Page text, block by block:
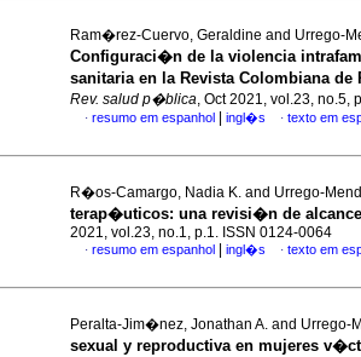
Ram�rez-Cuervo, Geraldine and Urrego-
Configuraci�n de la violencia
sanitaria en la Revista Colombiana de
Rev. salud p�blica, Oct 2021, vol.23, no.5,
· resumo em espanhol ingl�s · texto em
R�os-Camargo, Nadia K. and Urrego-
terap�uticos: una revisi�n de alcance
2021, vol.23, no.1, p.1. ISSN 0124-0064
· resumo em espanhol ingl�s · texto em
Peralta-Jim�nez, Jonathan A. and Urrego-
sexual y reproductiva en mujeres